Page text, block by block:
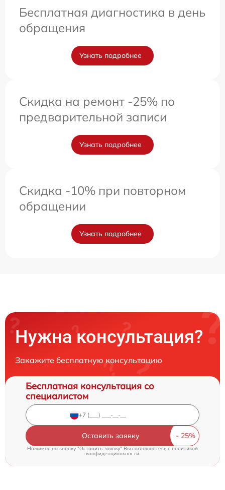
Бесплатная диагностика в день
обращения
Узнать подробнее
Скидка на ремонт -25% по
предварительной записи
Узнать подробнее
Скидка -10% при повторном
обращении
Узнать подробнее
Нужна консультация?
Закажите бесплатную консультацию
Бесплатная консультация со
специалистом
Оставить заявку
Нажимая на кнопку "Оставить заявку" Вы соглашаетесь cполитикой
конфиденциальности